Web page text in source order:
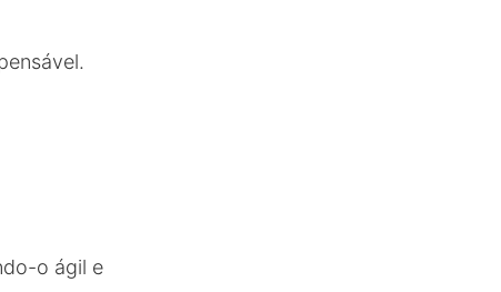
o ágil e